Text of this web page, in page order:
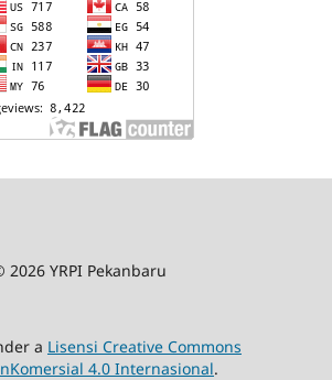
YRPI Pekanbaru
a Lisensi Creative Commons
4.0 Internasional.